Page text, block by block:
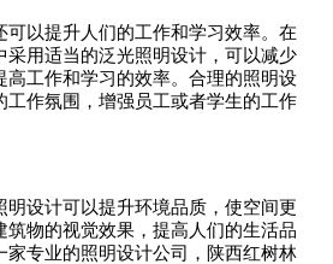
可以提升人们的工作和学习效率。在
采用适当的泛光照明设计，可以减少
高工作和学习的效率。合理的照明设
工作氛围，增强员工或者学生的工作
明设计可以提升环境品质，使空间更
筑物的视觉效果，提高人们的生活品
家专业的照明设计公司，陕西红树林